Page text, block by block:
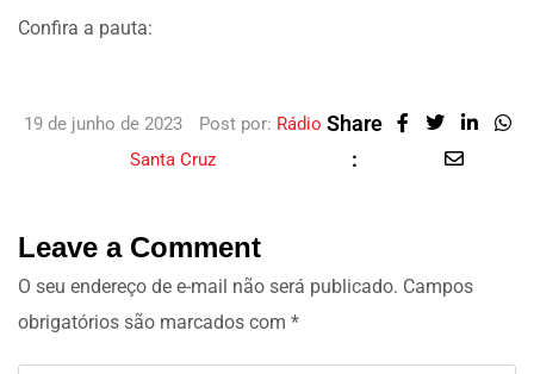
Confira a pauta:
19 de junho de 2023 Post por: Rádio
Santa Cruz
Share
:
Leave a Comment
O seu endereço de e-mail não será publicado. Campos
obrigatórios são marcados com *